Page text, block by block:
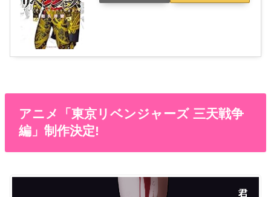
アニメ「東京リベンジャーズ 三天戦争
編」制作決定!